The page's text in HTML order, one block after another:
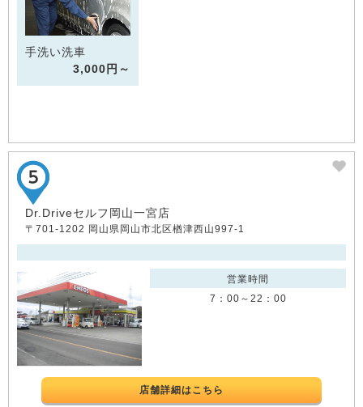
手洗い洗車
3,000円～
Dr.Driveセルフ岡山一宮店
〒701-1202 岡山県岡山市北区楢津西山997-1
営業時間
7：00～22：00
店舗詳細はこちら